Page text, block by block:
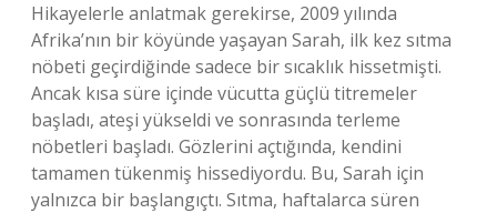
Hikayelerle anlatmak gerekirse, 2009 yılında
Afrika’nın bir köyünde yaşayan Sarah, ilk kez sıtma
nöbeti geçirdiğinde sadece bir sıcaklık hissetmişti.
Ancak kısa süre içinde vücutta güçlü titremeler
başladı, ateşi yükseldi ve sonrasında terleme
nöbetleri başladı. Gözlerini açtığında, kendini
tamamen tükenmiş hissediyordu. Bu, Sarah için
yalnızca bir başlangıçtı. Sıtma, haftalarca süren